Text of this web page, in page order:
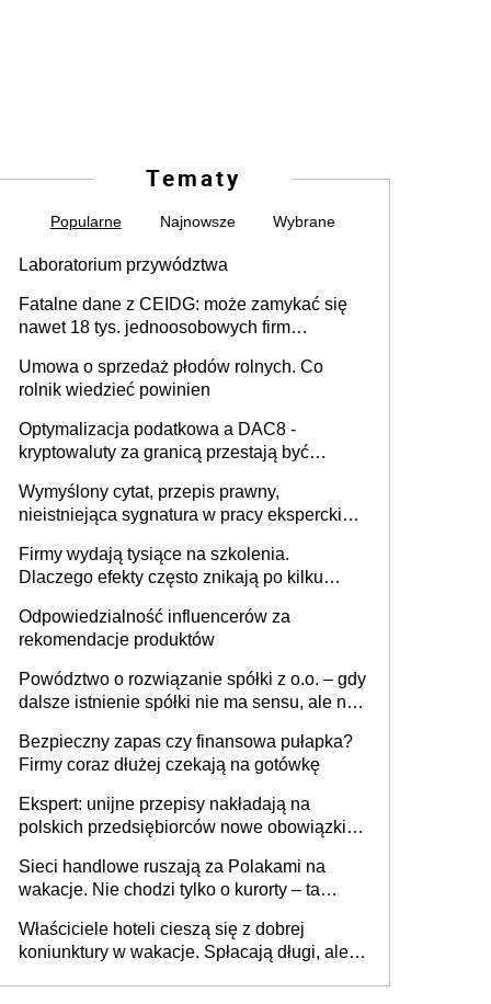
Tematy
Popularne Najnowsze Wybrane
Laboratorium przywództwa
Fatalne dane z CEIDG: może zamykać się
nawet 18 tys. jednoosobowych firm
Umowa o sprzedaż płodów rolnych. Co
rolnik wiedzieć powinien
Optymalizacja podatkowa a DAC8 -
kryptowaluty za granicą przestają być
Wymyślony cytat, przepis prawny,
nieistniejąca sygnatura w pracy eksperckiej -
firmie
Firmy wydają tysiące na szkolenia.
Dlaczego efekty często znikają po kilku
Odpowiedzialność influencerów za
rekomendacje produktów
Powództwo o rozwiązanie spółki z o.o. – gdy
dalsze istnienie spółki nie ma sensu, ale nie
Bezpieczny zapas czy finansowa pułapka?
Firmy coraz dłużej czekają na gotówkę
Ekspert: unijne przepisy nakładają na
polskich przedsiębiorców nowe obowiązki w
Sieci handlowe ruszają za Polakami na
wakacje. Nie chodzi tylko o kurorty – ta
tam, gdzie wielu spędzi urlop po cichu
Właściciele hoteli cieszą się z dobrej
koniunktury w wakacje. Spłacają długi, ale